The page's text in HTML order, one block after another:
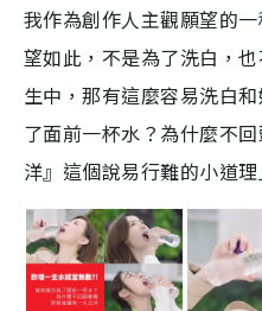
我作為創作人主觀願望的
望如此，不是為了洗白，
生中，那有這麼容易洗白
了面前一杯水？為什麼不
洋』這個說易行難的小道理